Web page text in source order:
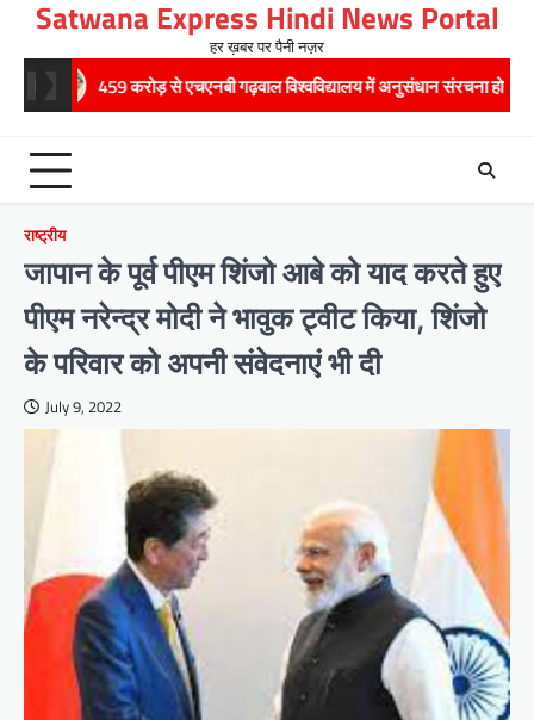
content
Satwana Express Hindi News Portal
हर ख़बर पर पैनी नज़र
एचएनबी गढ़वाल विश्वविद्यालय में अनुसंधान संरचना होगी सुदृढ,उच्च शिक्षा मंत्री धन
राष्ट्रीय
जापान के पूर्व पीएम शिंजो आबे को याद करते हुए
पीएम नरेन्‍द्र मोदी ने भावुक ट्वीट किया, शिंजो
के परिवार को अपनी संवेदनाएं भी दी
July 9, 2022